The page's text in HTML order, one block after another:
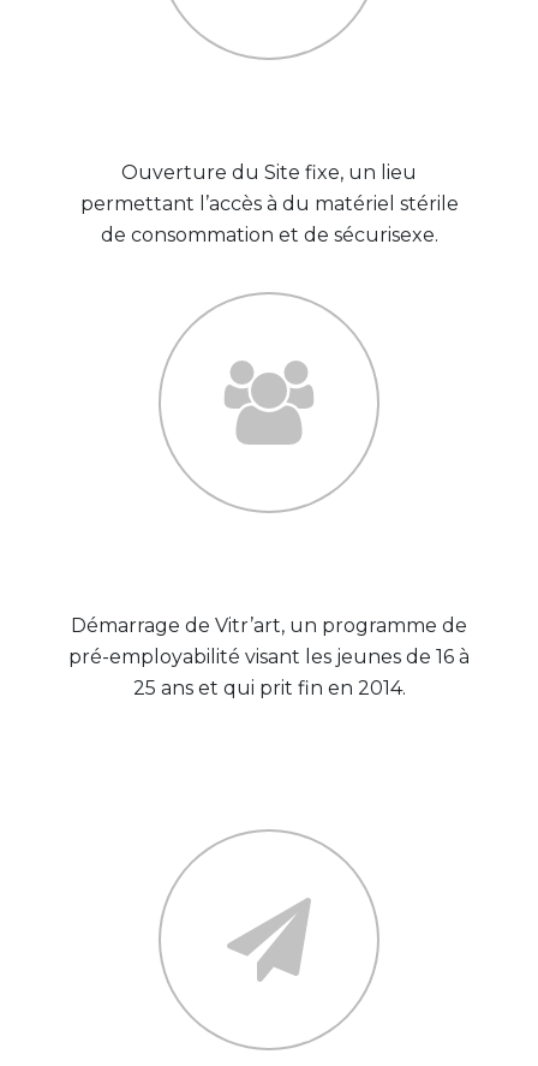
Ouverture du Site fixe, un lieu
permettant l’accès à du matériel stérile
de consommation et de sécurisexe.
Démarrage de Vitr’art, un programme de
pré-employabilité visant les jeunes de 16 à
25 ans et qui prit fin en 2014.